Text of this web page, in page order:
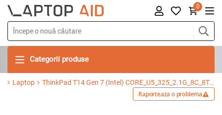
0
Categorii produse
Laptop ThinkPad T14 Gen 7 (Intel) CORE_U5_325_2.1G_8C_8T 16GB 512GB_SSD 14_WUXGA_AG_400N W11P 3Y Premier Support
Raporteaza o problema